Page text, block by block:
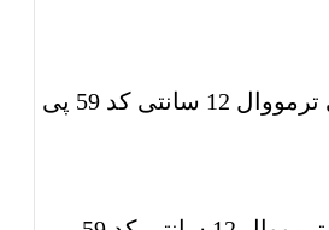
خرید اینترنتی ترمووال 12 سانتی کد 59 پی